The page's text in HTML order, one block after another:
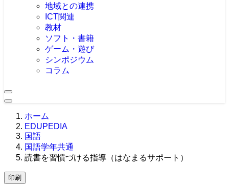
地域との連携
ICT関連
教材
ソフト・書籍
ゲーム・遊び
シンポジウム
コラム
ホーム
EDUPEDIA
国語
国語学年共通
読書を習慣づける指導（はなまるサポート）
印刷